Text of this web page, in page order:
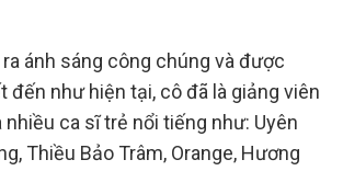
ánh sáng công chúng và được
đến như hiện tại, cô đã là giảng viên
ca sĩ trẻ nổi tiếng như: Uyên
Thiều Bảo Trâm, Orange, Hương